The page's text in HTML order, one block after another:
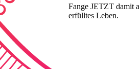
Fange JETZT damit
erfülltes Leben.